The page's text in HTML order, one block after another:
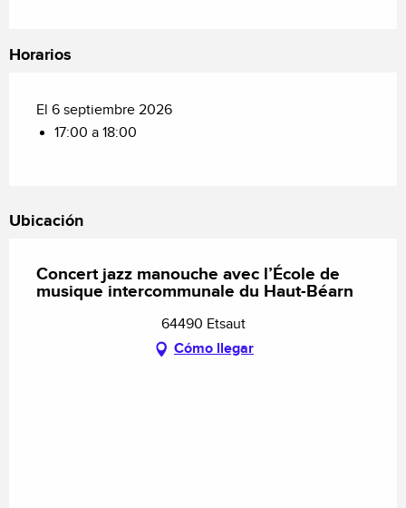
Horarios
El 6 septiembre 2026
17:00 a 18:00
Ubicación
Concert jazz manouche avec l’École de
musique intercommunale du Haut-Béarn
64490 Etsaut
Cómo llegar